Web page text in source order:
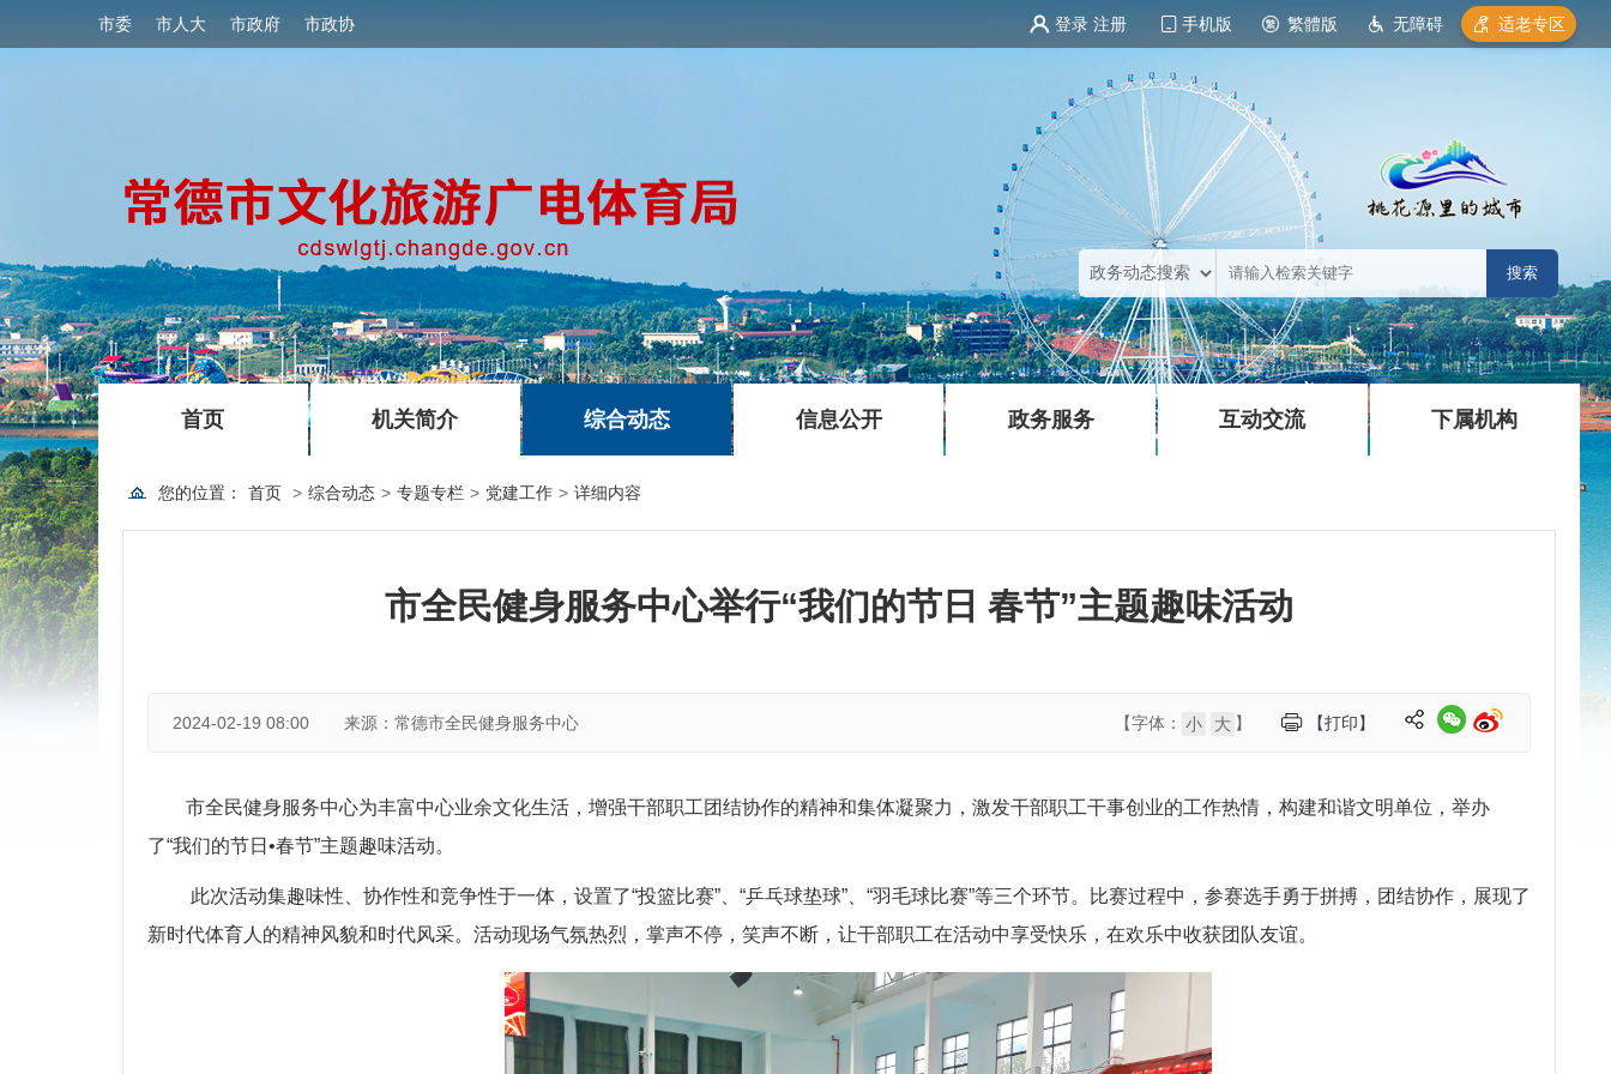
市委 市人大 市政府 市政协 登录 注册 手机版 繁體版 无障碍 适老专区
首页
|
机关简介
|
综合动态 信息公开 政务服务
|
互动交流
|
下属机构
您的位置： 首页 > 综合动态 > 专题专栏 > 党建工作 > 详细内容
市全民健身服务中心举行“我们的节日 春节”主题趣味活动
2024-02-19 08:00 来源：常德市全民健身服务中心 【打印】
【字体： 小 大 】
市全民健身服务中心为丰富中心业余文化生活，增强干部职工团结协作的精神和集体凝聚力，激发干部职工干事创业的工作热情，构建和谐文明单位，举办
了“我们的节日•春节”主题趣味活动。
此次活动集趣味性、协作性和竞争性于一体，设置了“投篮比赛”、“乒乓球垫球”、“羽毛球比赛”等三个环节。比赛过程中，参赛选手勇于拼搏，团结协作，展现了
新时代体育人的精神风貌和时代风采。活动现场气氛热烈，掌声不停，笑声不断，让干部职工在活动中享受快乐，在欢乐中收获团队友谊。